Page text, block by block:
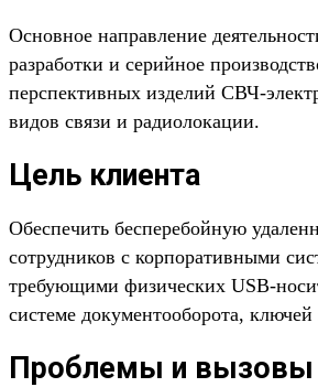
Основное направление
разработки и серийное
перспективных изделий СВЧ-
видов связи и радиолокации.
Цель клиента
Обеспечить бесперебойную
сотрудников с корпоративными
требующими физических USB-
системе документооборота,
Проблемы и вызовы